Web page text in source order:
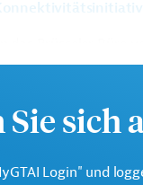
sich
Login" und